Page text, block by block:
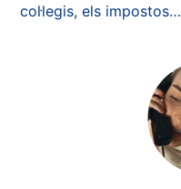
col·legis, els